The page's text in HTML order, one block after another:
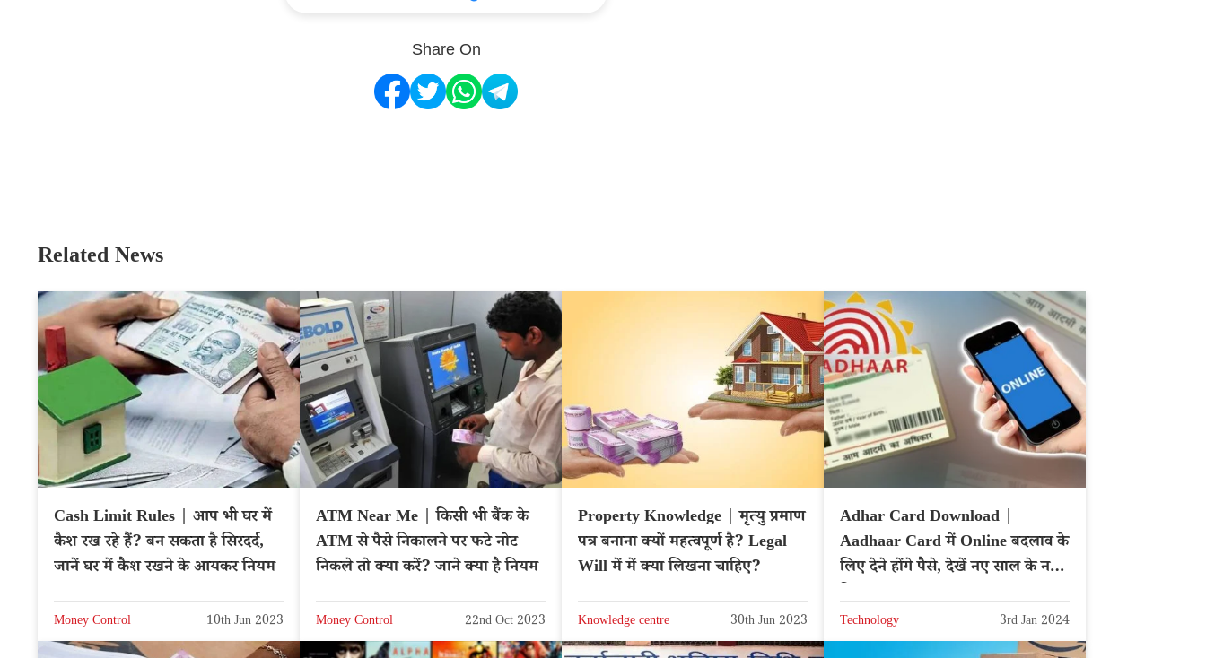
Share On
Related News
Cash Limit Rules | आप भी घर में
कैश रख रहे हैं? बन सकता है सिरदर्द,
जानें घर में कैश रखने के आयकर नियम
Money Control 10th Jun 2023
ATM Near Me | किसी भी बैंक के
ATM से पैसे निकालने पर फटे नोट
निकले तो क्या करें? जाने क्या है नियम
Money Control 22nd Oct 2023
Property Knowledge | मृत्यु प्रमाण
पत्र बनाना क्यों महत्वपूर्ण है? Legal
Will में में क्या लिखना चाहिए?
Knowledge centre 30th Jun 2023
Adhar Card Download |
Aadhaar Card में Online बदलाव के
लिए देने होंगे पैसे, देखें नए साल के नए
Technology 3rd Jan 2024